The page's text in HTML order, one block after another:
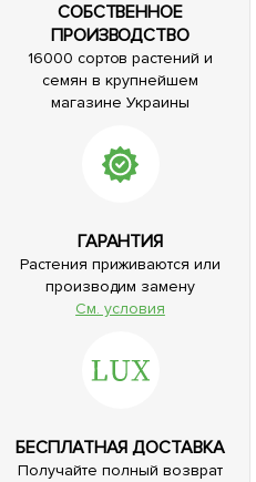
СОБСТВЕННОЕ
ПРОИЗВОДСТВО
16000 сортов растений и
семян в крупнейшем
магазине Украины
ГАРАНТИЯ
Растения приживаются или
производим замену
См. условия
БЕСПЛАТНАЯ ДОСТАВКА
Получайте полный возврат